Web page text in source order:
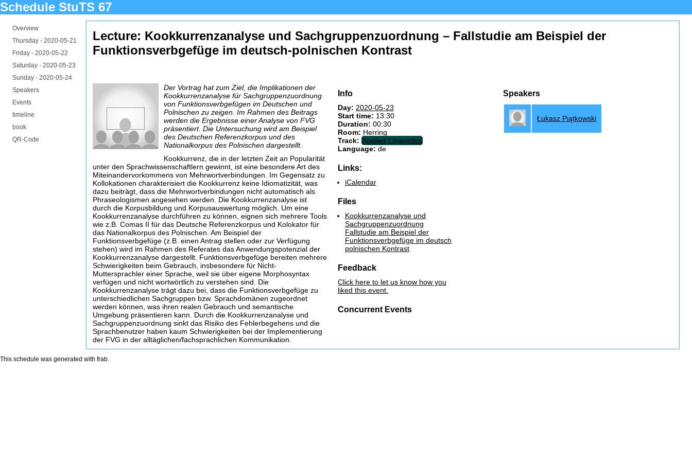
Schedule StuTS 67
Overview
Thursday - 2020-05-21
Friday - 2020-05-22
Saturday - 2020-05-23
Sunday - 2020-05-24
Speakers
Events
timeline
book
QR-Code
Lecture: Kookkurrenzanalyse und Sachgruppenzuordnung – Fallstudie am Beispiel der
Funktionsverbgefüge im deutsch-polnischen Kontrast
Der Vortrag hat zum Ziel, die Implikationen der
Kookkurrenzanalyse für Sachgruppenzuordnung
von Funktionsverbgefügen im Deutschen und
Polnischen zu zeigen. Im Rahmen des Beitrags
werden die Ergebnisse einer Analyse von FVG
präsentiert. Die Untersuchung wird am Beispiel
des Deutschen Referenzkorpus und des
Nationalkorpus des Polnischen dargestellt.
Kookkurrenz, die in der letzten Zeit an Popularität
unter den Sprachwissenschaftlern gewinnt, ist eine besondere Art des
Miteinandervorkommens von Mehrwortverbindungen. Im Gegensatz zu
Kollokationen charakterisiert die Kookkurrenz keine Idiomatizität, was
dazu beiträgt, dass die Mehrwortverbindungen nicht automatisch als
Phraseologismen angesehen werden. Die Kookkurrenzanalyse ist
durch die Korpusbildung und Korpusauswertung möglich. Um eine
Kookkurrenzanalyse durchführen zu können, eignen sich mehrere Tools
wie z.B. Comas II für das Deutsche Referenzkorpus und Kolokator für
das Nationalkorpus des Polnischen. Am Beispiel der
Funktionsverbgefüge (z.B. einen Antrag stellen oder zur Verfügung
stehen) wird im Rahmen des Referates das Anwendungspotenzial der
Kookkurrenzanalyse dargestellt. Funktionsverbgefüge bereiten mehrere
Schwierigkeiten beim Gebrauch, insbesondere für Nicht-
Muttersprachler einer Sprache, weil sie über eigene Morphosyntax
verfügen und nicht wortwörtlich zu verstehen sind. Die
Kookkurrenzanalyse trägt dazu bei, dass die Funktionsverbgefüge zu
unterschiedlichen Sachgruppen bzw. Sprachdomänen zugeordnet
werden können, was ihren realen Gebrauch und semantische
Umgebung präsentieren kann. Durch die Kookkurrenzanalyse und
Sachgruppenzuordnung sinkt das Risiko des Fehlerbegehens und die
Sprachbenutzer haben kaum Schwierigkeiten bei der Implementierung
der FVG in der alltäglichen/fachsprachlichen Kommunikation.
Info
Day: 2020-05-23
Start time: 13:30
Duration: 00:30
Room: Herring
Track: Applied Linguistics
Language: de
Links:
iCalendar
Files
Kookkurrenzanalyse und
Sachgruppenzuordnung
Fallstudie am Beispiel der
Funktionsverbgefüge im deutsch
polnischen Kontrast
Feedback
Click here to let us know how you
liked this event.
Concurrent Events
Speakers
Łukasz Piątkowski
This schedule was generated with frab.